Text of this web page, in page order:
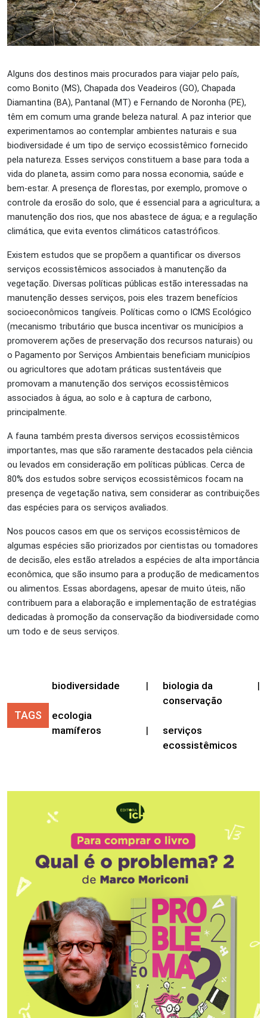
Alguns dos destinos mais procurados para viajar pelo país,
como Bonito (MS), Chapada dos Veadeiros (GO), Chapada
Diamantina (BA), Pantanal (MT) e Fernando de Noronha (PE),
têm em comum uma grande beleza natural. A paz interior que
experimentamos ao contemplar ambientes naturais e sua
biodiversidade é um tipo de serviço ecossistêmico fornecido
pela natureza. Esses serviços constituem a base para toda a
vida do planeta, assim como para nossa economia, saúde e
bem-estar. A presença de florestas, por exemplo, promove o
controle da erosão do solo, que é essencial para a agricultura; a
manutenção dos rios, que nos abastece de água; e a regulação
climática, que evita eventos climáticos catastróficos.
Existem estudos que se propõem a quantificar os diversos
serviços ecossistêmicos associados à manutenção da
vegetação. Diversas políticas públicas estão interessadas na
manutenção desses serviços, pois eles trazem benefícios
socioeconômicos tangíveis. Políticas como o ICMS Ecológico
(mecanismo tributário que busca incentivar os municípios a
promoverem ações de preservação dos recursos naturais) ou
o Pagamento por Serviços Ambientais beneficiam municípios
ou agricultores que adotam práticas sustentáveis que
promovam a manutenção dos serviços ecossistêmicos
associados à água, ao solo e à captura de carbono,
principalmente.
A fauna também presta diversos serviços ecossistêmicos
importantes, mas que são raramente destacados pela ciência
ou levados em consideração em políticas públicas. Cerca de
80% dos estudos sobre serviços ecossistêmicos focam na
presença de vegetação nativa, sem considerar as contribuições
das espécies para os serviços avaliados.
Nos poucos casos em que os serviços ecossistêmicos de
algumas espécies são priorizados por cientistas ou tomadores
de decisão, eles estão atrelados a espécies de alta importância
econômica, que são insumo para a produção de medicamentos
ou alimentos. Essas abordagens, apesar de muito úteis, não
contribuem para a elaboração e implementação de estratégias
dedicadas à promoção da conservação da biodiversidade como
um todo e de seus serviços.
TAGS
biodiversidade |
biologia da
conservação
|
ecologia
mamíferos
|
serviços
ecossistêmicos